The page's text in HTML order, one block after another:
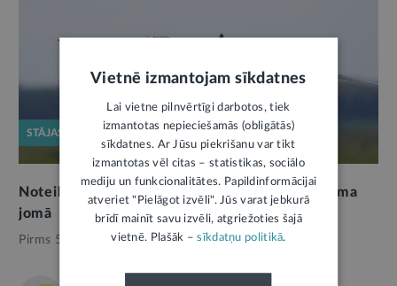
STĀJAS SPĒKĀ
Noteikti bargāki sodi arī dronu lidojumu drošuma
jomā
Pirms 5 mēnešiem, Satiksme
Vietnē izmantojam sīkdatnes
Lai vietne pilnvērtīgi darbotos, tiek
izmantotas nepieciešamās (obligātās)
sīkdatnes. Ar Jūsu piekrišanu var tikt
izmantotas vēl citas – statistikas, sociālo
mediju un funkcionalitātes. Papildinformācijai
atveriet "Pielāgot izvēli". Jūs varat jebkurā
brīdī mainīt savu izvēli, atgriežoties šajā
vietnē. Plašāk –sīkdatņu politikā.